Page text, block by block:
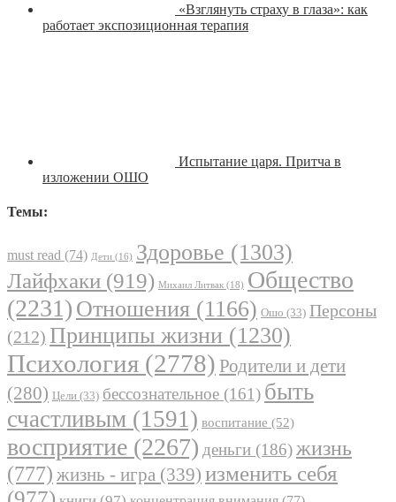
«Взглянуть страху в глаза»: как
работает экспозиционная терапия
Испытание царя. Притча в
изложении ОШО
Темы:
must read (74) Дети (16) Здоровье (1303)
Лайфхаки (919) Михаил Литвак (18) Общество
(2231) Отношения (1166) Ошо (33) Персоны
(212) Принципы жизни (1230)
Психология (2778) Родители и дети
(280) Цели (33) бессознательное (161) быть
счастливым (1591) воспитание (52)
восприятие (2267) деньги (186)жизнь
(777) жизнь - игра (339) изменить себя